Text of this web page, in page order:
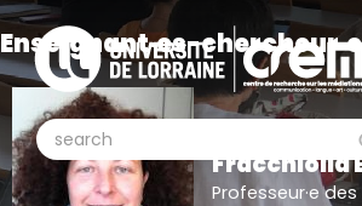
Aller
au
contenu
principal
Search
search
Enseignant·es-
Fracchiolla
Professeur·e